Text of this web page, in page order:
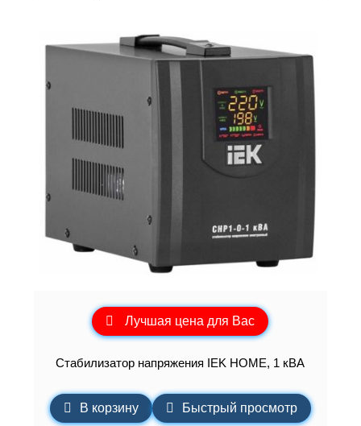
Лучшая цена для Вас
Стабилизатор напряжения IEK HOME, 1 кВА
В корзину Быстрый просмотр